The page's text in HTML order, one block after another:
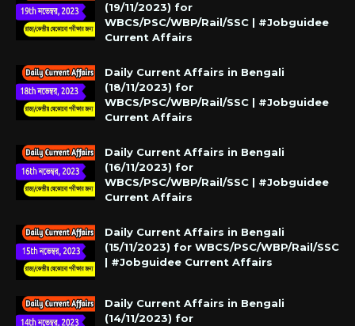
(19/11/2023) for
WBCS/PSC/WBP/Rail/SSC | #Jobguidee
Current Affairs
Daily Current Affairs in Bengali
(18/11/2023) for
WBCS/PSC/WBP/Rail/SSC | #Jobguidee
Current Affairs
Daily Current Affairs in Bengali
(16/11/2023) for
WBCS/PSC/WBP/Rail/SSC | #Jobguidee
Current Affairs
Daily Current Affairs in Bengali
(15/11/2023) for WBCS/PSC/WBP/Rail/SSC
| #Jobguidee Current Affairs
Daily Current Affairs in Bengali
(14/11/2023) for